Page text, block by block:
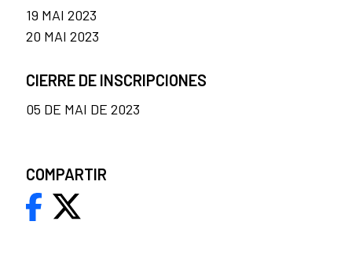
19 MAI 2023
20 MAI 2023
CIERRE DE INSCRIPCIONES
05 DE MAI DE 2023
COMPARTIR